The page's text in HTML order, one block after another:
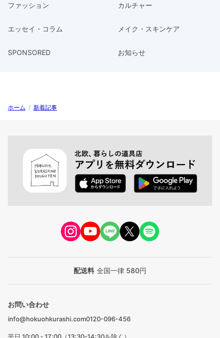
ファッション カルチャー
エッセイ・コラム メイク・スキンケア
SPONSORED お知らせ
ホーム / 新着記事
配送料 全国一律 580円
お問い合わせ
info@hokuohkurashi.com0120-096-456